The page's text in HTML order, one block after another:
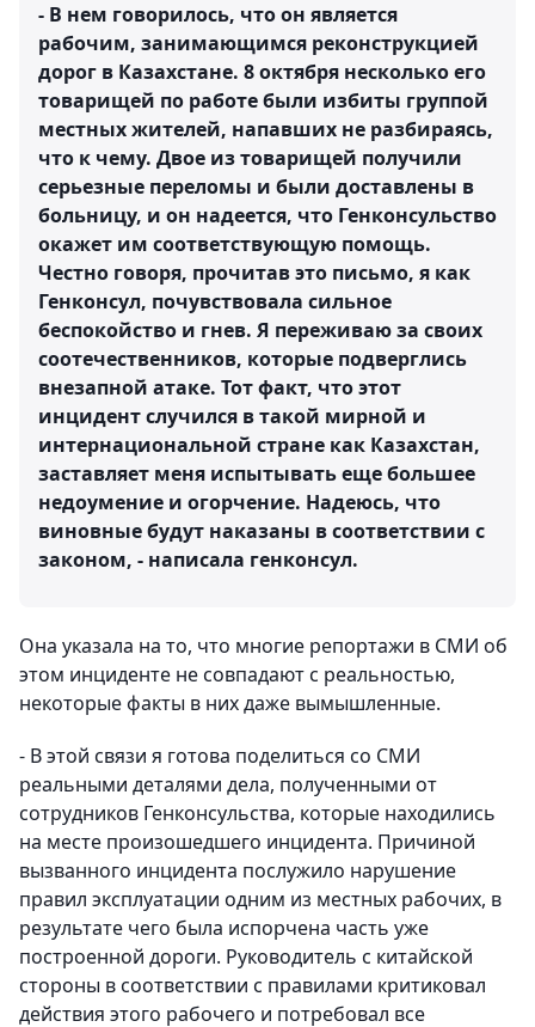
- В нем говорилось, что он является
рабочим, занимающимся реконструкцией
дорог в Казахстане. 8 октября несколько его
товарищей по работе были избиты группой
местных жителей, напавших не разбираясь,
что к чему. Двое из товарищей получили
серьезные переломы и были доставлены в
больницу, и он надеется, что Генконсульство
окажет им соответствующую помощь.
Честно говоря, прочитав это письмо, я как
Генконсул, почувствовала сильное
беспокойство и гнев. Я переживаю за своих
соотечественников, которые подверглись
внезапной атаке. Тот факт, что этот
инцидент случился в такой мирной и
интернациональной стране как Казахстан,
заставляет меня испытывать еще большее
недоумение и огорчение. Надеюсь, что
виновные будут наказаны в соответствии с
законом, - написала генконсул.
Она указала на то, что многие репортажи в СМИ об
этом инциденте не совпадают с реальностью,
некоторые факты в них даже вымышленные.
- В этой связи я готова поделиться со СМИ
реальными деталями дела, полученными от
сотрудников Генконсульства, которые находились
на месте произошедшего инцидента. Причиной
вызванного инцидента послужило нарушение
правил эксплуатации одним из местных рабочих, в
результате чего была испорчена часть уже
построенной дороги. Руководитель с китайской
стороны в соответствии с правилами критиковал
действия этого рабочего и потребовал все